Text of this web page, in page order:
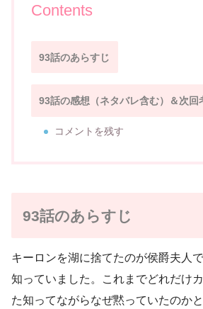
Contents
93話のあらすじ
93話の感想（ネタバレ含む）＆次回
コメントを残す
93話のあらすじ
キーロンを湖に捨てたのが侯爵夫人
知っていました。これまでどれだけ
た知ってながらなぜ黙っていたのか